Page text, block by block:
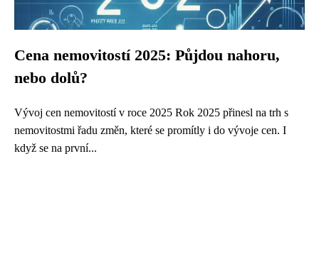
Cena nemovitostí 2025: Půjdou nahoru,
nebo dolů?
Vývoj cen nemovitostí v roce 2025 Rok 2025 přinesl na trh s
nemovitostmi řadu změn, které se promítly i do vývoje cen. I
když se na první...